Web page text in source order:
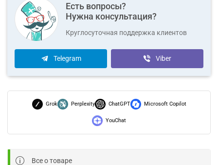
Есть вопросы?
Нужна консультация?
Круглосуточная поддержка клиентов
Telegram Viber
Grok Perplexity ChatGPT Microsoft Copilot
YouChat
Все о товаре